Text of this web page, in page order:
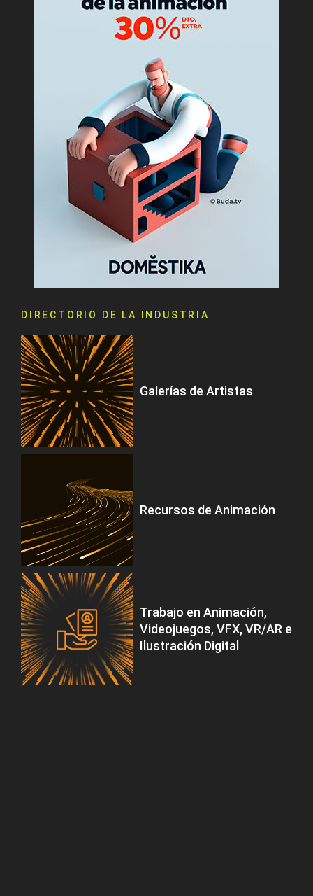
DIRECTORIO DE LA INDUSTRIA
Galerías de Artistas
Recursos de Animación
Trabajo en Animación,
Videojuegos, VFX, VR/AR e
Ilustración Digital